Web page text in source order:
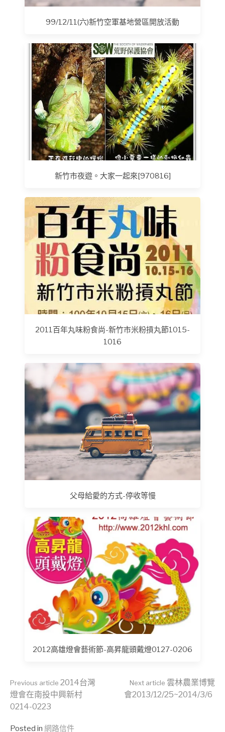
99/12/11(六)新竹空軍基地營區開放活動
新竹市夜遊。大家一起來[970816]
2011百年丸味粉食尚-新竹市米粉摃丸節1015-
1016
父母給愛的方式-停收等慢
2012高雄燈會藝術節-高昇龍頭戴燈0127-0206
Continue
Reading
Previous article 2014台灣
燈會在南投中興新村
0214-0223
Next article 雲林農業博覽
會2013/12/25~2014/3/6
Posted in 網路信件